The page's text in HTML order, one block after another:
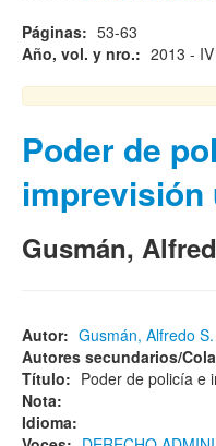
Páginas: 53-63
Año, vol. y nro.: 2013 - IV
Poder de
Gusmán,
Autor: Gusmán, Alfredo S.
Autores secundarios/
Título: Poder de policía e
Nota:
Idioma: